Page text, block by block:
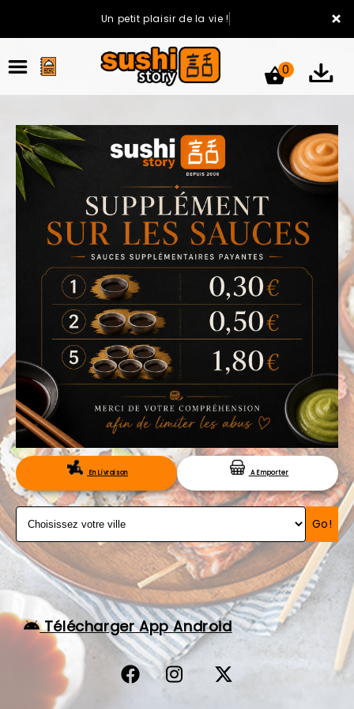
×
Un petit plaisir de la vie !
ACCUEIL
LA CARTE
VOTRE COMPTE
NOTRE RESTAURANT
VOS AVIS
MENTIONS LÉGALES
C.G.V
RÉSERVATION
0
En Livraison A Emporter
Go!
Télécharger App Android